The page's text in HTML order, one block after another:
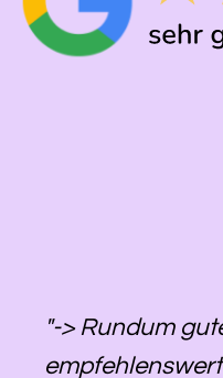
"-> Rundum
empfehlenswert